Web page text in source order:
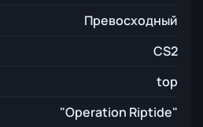
Превосходный
CS2
top
"Operation Riptide"